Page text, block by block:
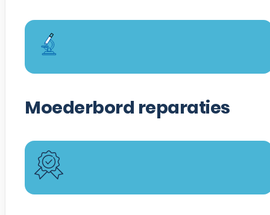
Moederbord reparaties